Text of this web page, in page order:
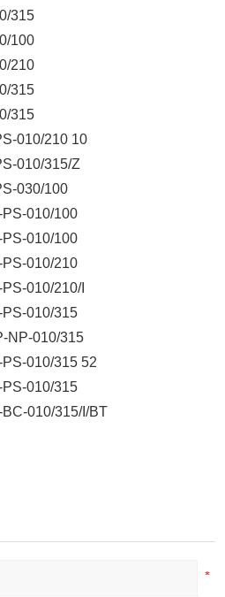
315
100
210
315
315
010/210 10
010/315/Z
030/100
010/100
010/100
010/210
010/210/I
010/315
NP-010/315
010/315 52
010/315
010/315/I/BT